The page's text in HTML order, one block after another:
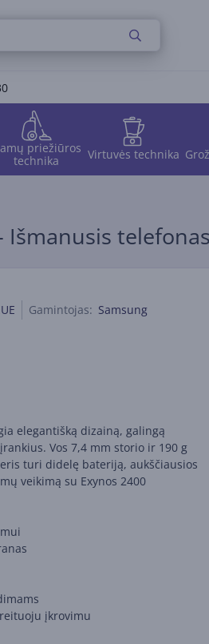
priežiūros
technika
Virtuvės technika
Išmanusis telefonas
Gamintojas: Samsung
elegantišką dizainą, galingą
Vos 7,4 mm storio ir 190 g
turi didelę bateriją, aukščiausios
veikimą su Exynos 2400
įkrovimu